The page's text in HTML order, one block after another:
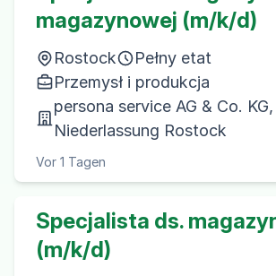
magazynowej (m/k/d)
Rostock
Pełny etat
Przemysł i produkcja
persona service AG & Co. KG,
Niederlassung Rostock
Vor 1 Tagen
Specjalista ds.
(m/k/d)